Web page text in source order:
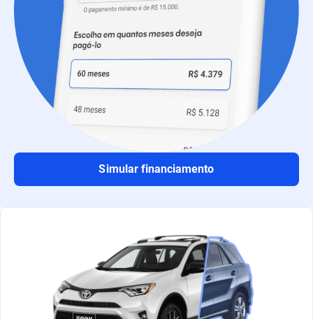
Simular financiamento